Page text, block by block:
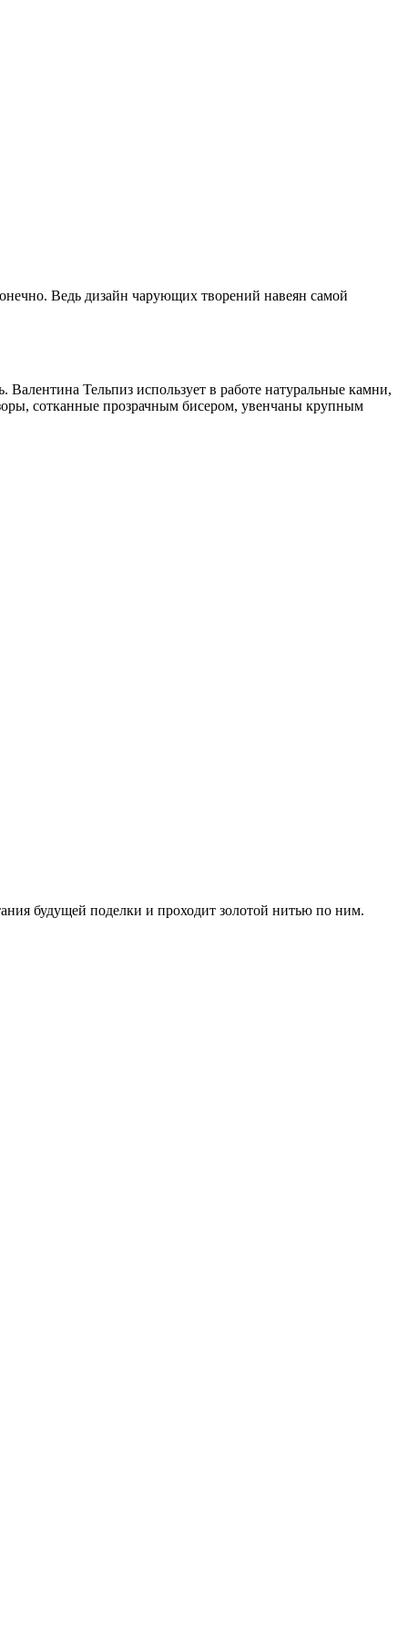
Ведь дизайн чарующих творений навеян самой
Тельпиз использует в работе натуральные камни,
сотканные прозрачным бисером, увенчаны крупным
будущей поделки и проходит золотой нитью по ним.